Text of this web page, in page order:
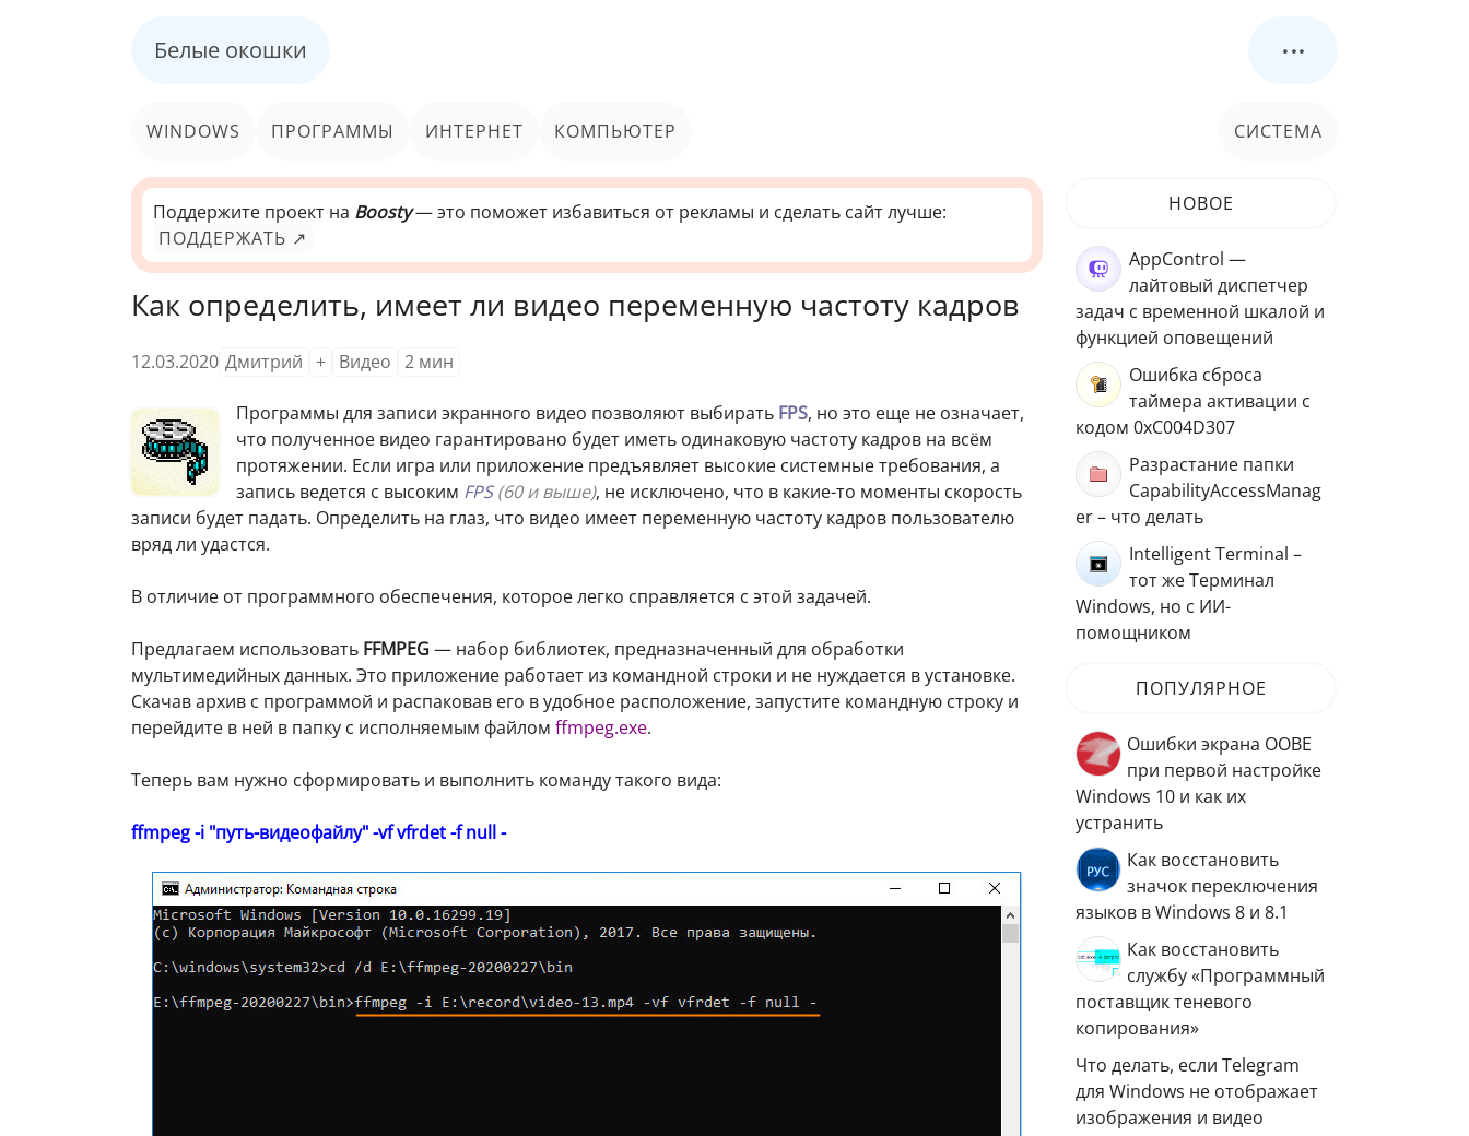
Белые окошки ...
WINDOWS ПРОГРАММЫ ИНТЕРНЕТ КОМПЬЮТЕР СИСТЕМА
Поддержите проект на Boosty— это поможет избавиться от рекламы и сделать сайт лучше:
ПОДДЕРЖАТЬ ↗
Как определить, имеет ли видео переменную частоту кадров
12.03.2020 Дмитрий + Видео 2 мин
Программы для записи экранного видео позволяют выбирать FPS, но это еще не означает,
что полученное видео гарантировано будет иметь одинаковую частоту кадров на всём
протяжении. Если игра или приложение предъявляет высокие системные требования, а
запись ведется с высоким FPS (60 и выше), не исключено, что в какие-то моменты скорость
записи будет падать. Определить на глаз, что видео имеет переменную частоту кадров пользователю
вряд ли удастся.
В отличие от программного обеспечения, которое легко справляется с этой задачей.
Предлагаем использовать FFMPEG — набор библиотек, предназначенный для обработки
мультимедийных данных. Это приложение работает из командной строки и не нуждается в установке.
Скачав архив с программой и распаковав его в удобное расположение, запустите командную строку и
перейдите в ней в папку с исполняемым файлом ffmpeg.exe.
Теперь вам нужно сформировать и выполнить команду такого вида:
ffmpeg -i "путь-видеофайлу" -vf vfrdet -f null -
НОВОЕ
AppControl —
лайтовый диспетчер
задач с временной шкалой и
функцией оповещений
Ошибка сброса
таймера активации с
кодом 0xC004D307
Разрастание папки
CapabilityAccessManag
er – что делать
Intelligent Terminal –
тот же Терминал
Windows, но с ИИ-
помощником
ПОПУЛЯРНОЕ
Ошибки экрана OOBE
при первой настройке
Windows 10 и как их
устранить
Как восстановить
значок переключения
языков в Windows 8 и 8.1
Как восстановить
службу «Программный
поставщик теневого
копирования»
Что делать, если Telegram
для Windows не отображает
изображения и видео